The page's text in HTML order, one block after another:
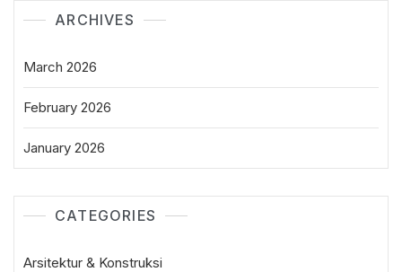
ARCHIVES
March 2026
February 2026
January 2026
CATEGORIES
Arsitektur & Konstruksi